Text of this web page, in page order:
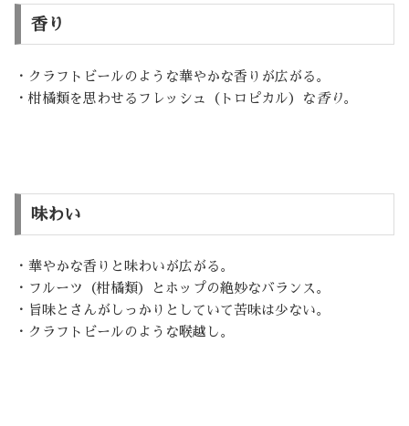
香り
・クラフトビールのような華やかな香りが広がる。
・柑橘類を思わせるフレッシュ（トロピカル）な 香り。
味わい
・華やかな香りと味わいが広がる。
・フルーツ（柑橘類）とホップの絶妙なバランス。
・旨味とさんがしっかりとしていて苦味は少ない。
・クラフトビールのような喉越し。